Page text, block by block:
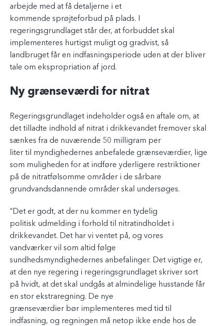
arbejde med at få detaljerne i et
kommende sprøjteforbud på plads. I
regeringsgrundlaget står der, at forbuddet skal
implementeres hurtigst muligt og gradvist, så
landbruget får en indfasningsperiode uden at der bliver
tale om ekspropriation af jord.
Ny grænseværdi for nitrat
Regeringsgrundlaget indeholder også en aftale om, at
det tilladte indhold af nitrat i drikkevandet fremover skal
sænkes fra de nuværende 50 milligram per
liter til myndighedernes anbefalede grænseværdier, lige
som muligheden for at indføre yderligere restriktioner
på de nitratfølsomme områder i de sårbare
grundvandsdannende områder skal undersøges.
“Det er godt, at der nu kommer en tydelig
politisk udmelding i forhold til nitratindholdet i
drikkevandet. Det har vi ventet på, og vores
vandværker vil som altid følge
sundhedsmyndighedernes anbefalinger. Det vigtige er,
at den nye regering i regeringsgrundlaget skriver sort
på hvidt, at det skal undgås at almindelige husstande får
en stor ekstraregning. De nye
grænseværdier bør implementeres med tid til
indfasning, og regningen må netop ikke ende hos de